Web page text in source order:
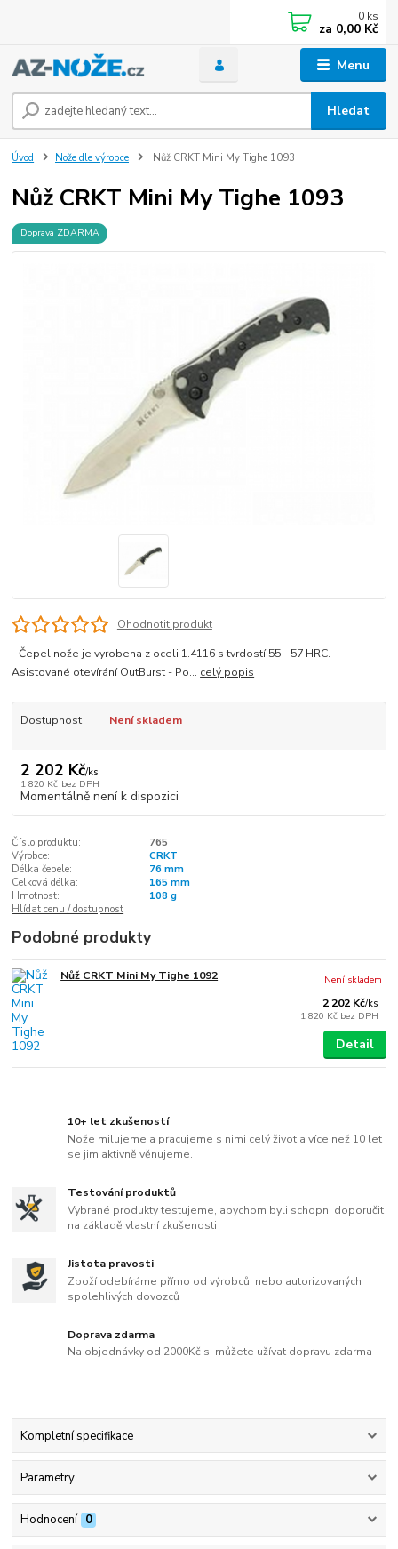
Menu
Hledat
0 ks
za 0,00 Kč
Úvod Nože dle výrobce Nůž CRKT Mini My Tighe 1093
Nůž CRKT Mini My Tighe 1093
Doprava ZDARMA
Ohodnotit produkt
- Čepel nože je vyrobena z oceli 1.4116 s tvrdostí 55 - 57 HRC. -
Asistované otevírání OutBurst - Po... celý popis
Dostupnost Není skladem
2 202 Kč/ks
1 820 Kč bez DPH
Momentálně není k dispozici
Číslo produktu:
765
Výrobce:
CRKT
Délka čepele:
76 mm
Celková délka:
165 mm
Hmotnost:
108 g
Hlídat cenu / dostupnost
Podobné produkty
Nůž CRKT Mini My Tighe 1092
2 202 Kč/ks
1 820 Kč bez DPH
Není skladem
Detail
10+ let zkušeností
Nože milujeme a pracujeme s nimi celý život a více než 10 let
se jim aktivně věnujeme.
Testování produktů
Vybrané produkty testujeme, abychom byli schopni doporučit
na základě vlastní zkušenosti
Jistota pravosti
Zboží odebíráme přímo od výrobců, nebo autorizovaných
spolehlivých dovozců
Doprava zdarma
Na objednávky od 2000Kč si můžete užívat dopravu zdarma
Kompletní specifikace
Parametry
Hodnocení 0